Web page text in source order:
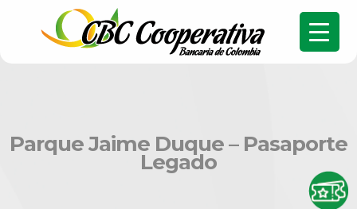
Parque Jaime Duque – Pasaporte
Legado